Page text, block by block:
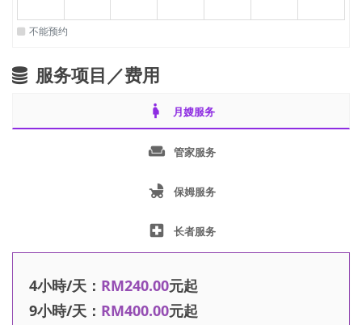
不能预约
服务项目／费用
pregnant_woman 月嫂服务
weekend 管家服务
child_friendly 保姆服务
local_hospital 长者服务
4小時/天： RM240.00元起
9小時/天： RM400.00元起